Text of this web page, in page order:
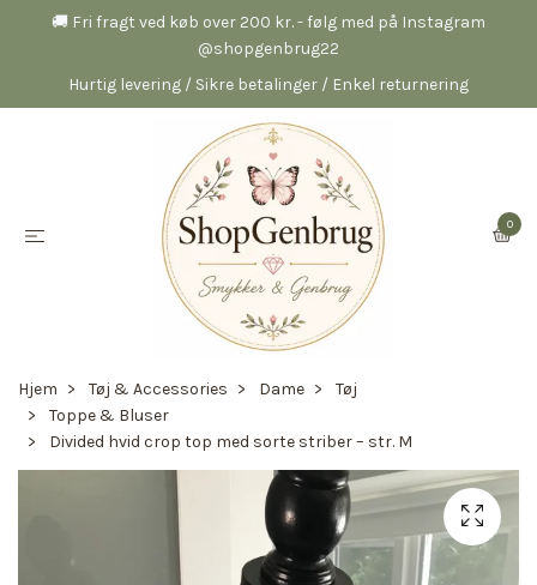
🚚 Fri fragt ved køb over 200 kr. - følg med på Instagram
@shopgenbrug22
Hurtig levering / Sikre betalinger / Enkel returnering
0
Hjem Tøj & Accessories Dame
Tøj
Toppe & Bluser
Divided hvid crop top med sorte striber – str. M